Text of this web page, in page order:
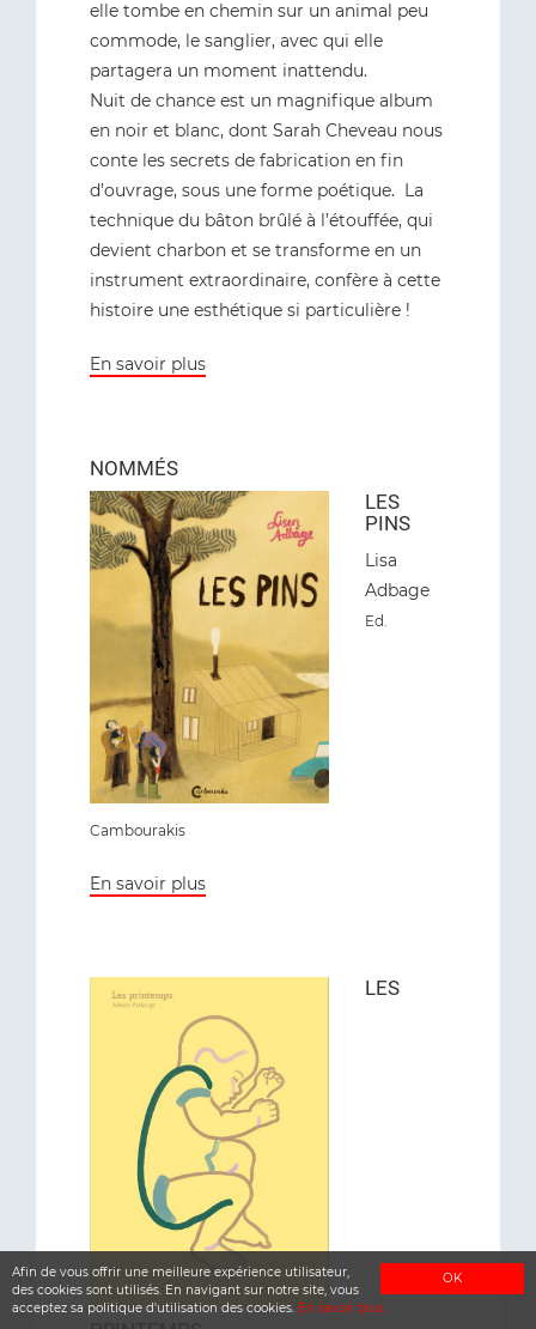
OK
Afin de vous offrir une meilleure expérience utilisateur,
des cookies sont utilisés. En navigant sur notre site, vous
acceptez sa politique d'utilisation des cookies. En savoir plus
elle tombe en chemin sur un animal peu
commode, le sanglier, avec qui elle
partagera un moment inattendu.
Nuit de chance est un magnifique album
en noir et blanc, dont Sarah Cheveau nous
conte les secrets de fabrication en fin
d’ouvrage, sous une forme poétique. La
technique du bâton brûlé à l’étouffée, qui
devient charbon et se transforme en un
instrument extraordinaire, confère à cette
histoire une esthétique si particulière !
En savoir plus
NOMMÉS
LES
PINS
Lisa
Adbage
Ed.
Cambourakis
En savoir plus
LES